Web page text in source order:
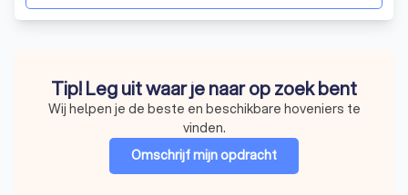
Tip! Leg uit waar je naar op zoek bent
Wij helpen je de beste en beschikbare hoveniers te
vinden.
Omschrijf mijn opdracht